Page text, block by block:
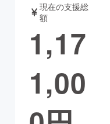
書籍・雑誌
チャレンジ
現在の支援総
額
1,17
1,00